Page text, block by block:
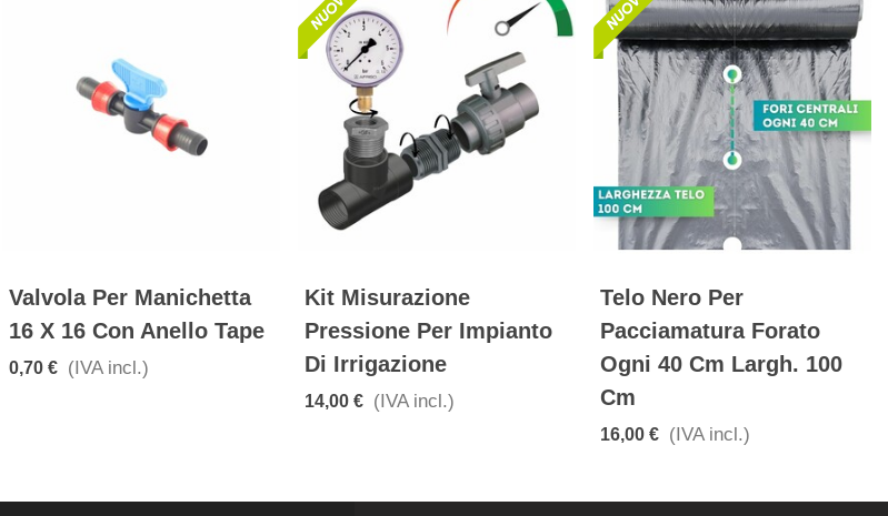
Valvola Per Manichetta
16 X 16 Con Anello Tape
0,70 € (IVA incl.)
Kit Misurazione
Pressione Per Impianto
Di Irrigazione
14,00 € (IVA incl.)
Telo Nero Per
Pacciamatura Forato
Ogni 40 Cm Largh. 100
Cm
16,00 € (IVA incl.)